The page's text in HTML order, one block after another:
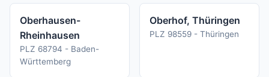
Oberhausen-
Rheinhausen
PLZ 68794 - Baden-
Württemberg
Oberhof, Thüringen
PLZ 98559 - Thüringen